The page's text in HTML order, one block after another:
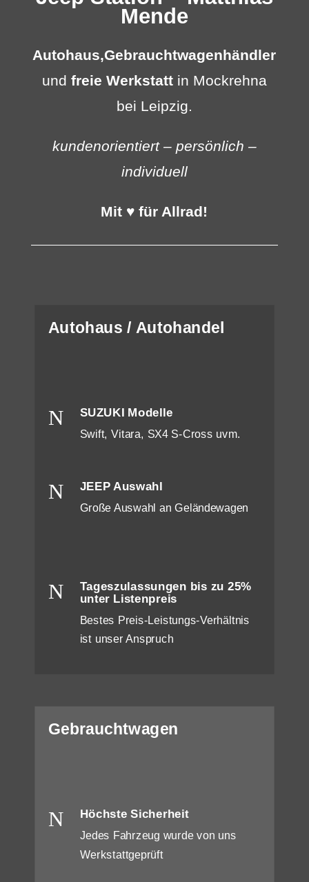
Mende
Autohaus,Gebrauchtwagenhändler
und freie Werkstattin Mockrehna
bei Leipzig.
kundenorientiert – persönlich –
individuell
Mit ♥ für Allrad!
Autohaus / Autohandel
N SUZUKI Modelle
Swift, Vitara, SX4 S-Cross uvm.
N JEEP Auswahl
Große Auswahl an Geländewagen
N
Tageszulassungen bis zu 25%
unter Listenpreis
Bestes Preis-Leistungs-Verhältnis
ist unser Anspruch
Gebrauchtwagen
N Höchste Sicherheit
Jedes Fahrzeug wurde von uns
Werkstattgeprüft